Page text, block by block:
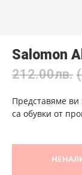
Salomon
212.00лв.
Представяме
са обувки от